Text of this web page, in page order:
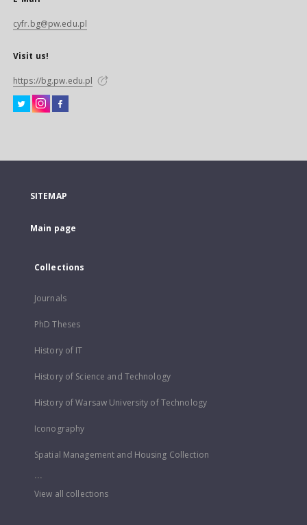
cyfr.bg@pw.edu.pl
Visit us!
https://bg.pw.edu.pl
SITEMAP
Main page
Collections
Journals
PhD Theses
History of IT
History of Science and Technology
History of Warsaw University of Technology
Iconography
Spatial Management and Housing Collection
...
View all collections